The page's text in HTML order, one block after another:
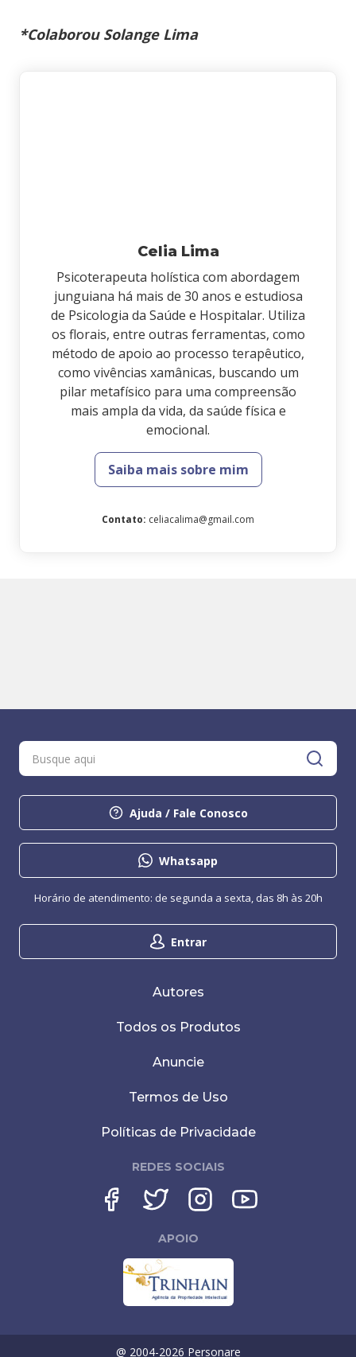
*Colaborou Solange Lima
Celia Lima
Psicoterapeuta holística com abordagem
junguiana há mais de 30 anos e estudiosa
de Psicologia da Saúde e Hospitalar. Utiliza
os florais, entre outras ferramentas, como
método de apoio ao processo terapêutico,
como vivências xamânicas, buscando um
pilar metafísico para uma compreensão
mais ampla da vida, da saúde física e
emocional.
Saiba mais sobre mim
Contato: celiacalima@gmail.com
Ajuda / Fale Conosco
Whatsapp
Entrar
Horário de atendimento: de segunda a sexta, das 8h às 20h
Autores
Todos os Produtos
Anuncie
Termos de Uso
Políticas de Privacidade
REDES SOCIAIS
APOIO
@ 2004-2026 Personare